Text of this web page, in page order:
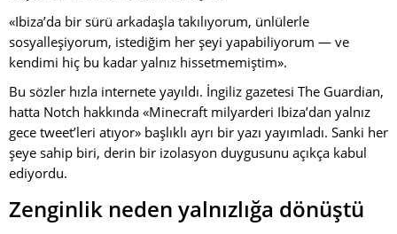
«Ibiza’da bir sürü arkadaşla takılıyorum, ünlülerle
sosyalleşiyorum, istediğim her şeyi yapabiliyorum — ve
kendimi hiç bu kadar yalnız hissetmemiştim».
Bu sözler hızla internete yayıldı. İngiliz gazetesi The Guardian,
hatta Notch hakkında «Minecraft milyarderi Ibiza’dan yalnız
gece tweet’leri atıyor» başlıklı ayrı bir yazı yayımladı. Sanki her
şeye sahip biri, derin bir izolasyon duygusunu açıkça kabul
ediyordu.
Zenginlik neden yalnızlığa dönüştü